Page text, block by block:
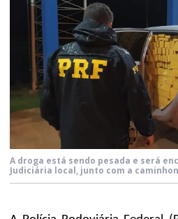
A droga está sendo pesada e será
Judiciária local, junto com a